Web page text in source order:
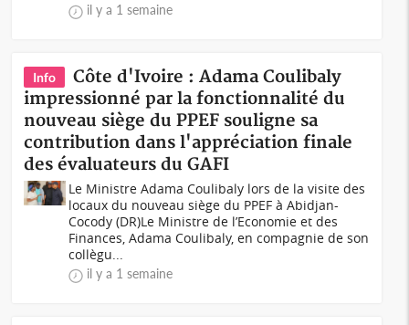
il y a 1 semaine
Info
Côte d'Ivoire : Adama Coulibaly
impressionné par la fonctionnalité du
nouveau siège du PPEF souligne sa
contribution dans l'appréciation finale
des évaluateurs du GAFI
Le Ministre Adama Coulibaly lors de la visite des
locaux du nouveau siège du PPEF à Abidjan-
Cocody (DR)Le Ministre de l’Economie et des
Finances, Adama Coulibaly, en compagnie de son
collègu...
il y a 1 semaine